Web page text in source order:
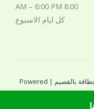
8:00 AM – 6:00 PM
كل ايام الاسبوع
Copyright © 2026 بريق اللؤلؤة لخدمات النظافة بالقصيم | Powered